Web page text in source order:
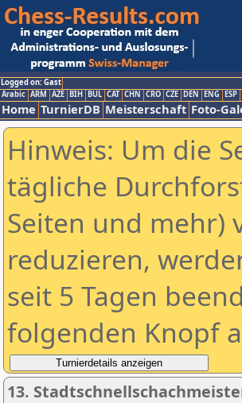
Logged on: Gast
Arabic ARM AZE BIH BUL CAT CHN CRO CZE DEN ENG ESP
Home TurnierDB Meisterschaft Foto-
Hinweis: Um die
tägliche
Seiten und mehr)
reduzieren,
seit 5 Tagen
folgenden Knopf
13.